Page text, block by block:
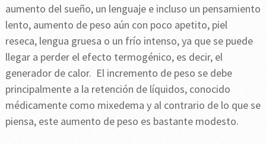
aumento del sueño, un lenguaje e incluso un pensamiento
lento, aumento de peso aún con poco apetito, piel
reseca, lengua gruesa o un frío intenso, ya que se puede
llegar a perder el efecto termogénico, es decir, el
generador de calor. El incremento de peso se debe
principalmente a la retención de líquidos, conocido
médicamente como mixedema y al contrario de lo que se
piensa, este aumento de peso es bastante modesto.